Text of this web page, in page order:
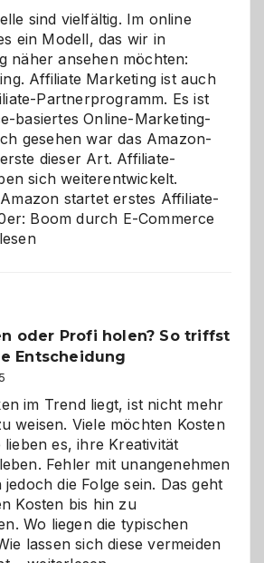
sind vielfältig. Im online
ein Modell, das wir in
näher ansehen möchten:
Affiliate Marketing ist auch
Partnerprogramm. Es ist
basiertes Online-Marketing-
gesehen war das Amazon-
dieser Art. Affiliate-
sich weiterentwickelt.
startet erstes Affiliate-
Boom durch E-Commerce
oder Profi holen? So triffst
Entscheidung
im Trend liegt, ist nicht mehr
weisen. Viele möchten Kosten
es, ihre Kreativität
Fehler mit unangenehmen
die Folge sein. Das geht
Kosten bis hin zu
Wo liegen die typischen
lassen sich diese vermeiden